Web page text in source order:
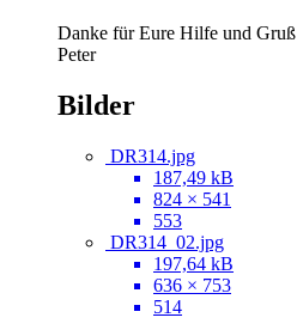
Danke für Eure Hilfe und Gruß
Peter
Bilder
DR314.jpg
187,49 kB
824 × 541
553
DR314_02.jpg
197,64 kB
636 × 753
514